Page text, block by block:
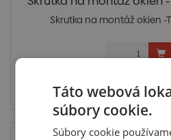
Skrutka na montáž okien -
Skladom
Táto webová
súbory cookie.
Súbory cookie